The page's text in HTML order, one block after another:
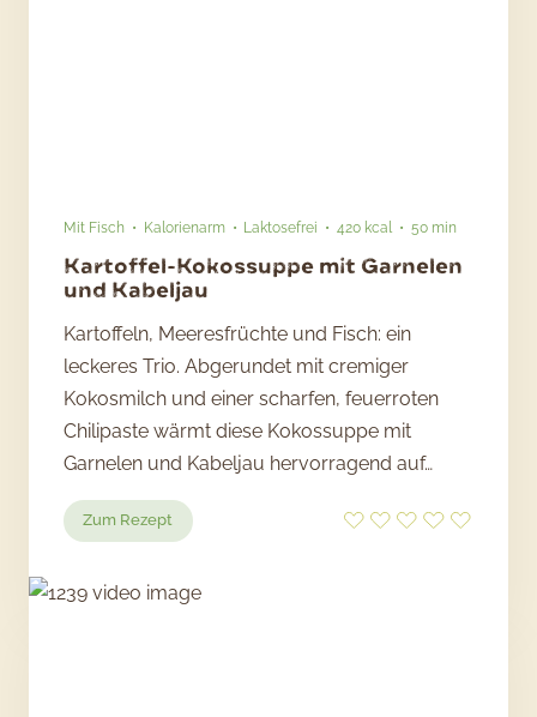
Mit Fisch Kalorienarm Laktosefrei 420 kcal 50 min
Kartoffel-Kokossuppe mit Garnelen
und Kabeljau
Kartoffeln, Meeresfrüchte und Fisch: ein
leckeres Trio. Abgerundet mit cremiger
Kokosmilch und einer scharfen, feuerroten
Chilipaste wärmt diese Kokossuppe mit
Garnelen und Kabeljau hervorragend auf…
Zum Rezept
Kartoffel-
mit